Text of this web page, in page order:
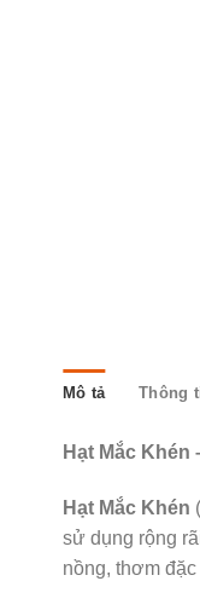
Mô tả Thông
Hạt Mắc
Hạt Mắc Khén
sử dụng rộng
nồng, thơm